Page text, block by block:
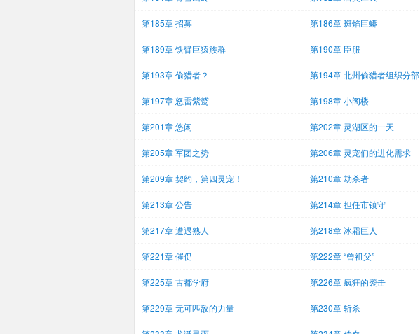
第185章 招募 第186章 斑焰巨蟒
第189章 铁臂巨猿族群 第190章 臣服
第193章 偷猎者？ 第194章 北州偷猎者组织分部
第197章 怒雷紫鹫 第198章 小阁楼
第201章 悠闲 第202章 灵湖区的一天
第205章 军团之势 第206章 灵宠们的进化需求
第209章 契约，第四灵宠！ 第210章 劫杀者
第213章 公告 第214章 担任市镇守
第217章 遭遇熟人 第218章 冰霜巨人
第221章 催促 第222章 “曾祖父”
第225章 古都学府 第226章 疯狂的袭击
第229章 无可匹敌的力量 第230章 斩杀